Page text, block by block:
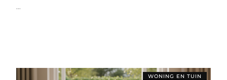
...
WONING EN TUIN